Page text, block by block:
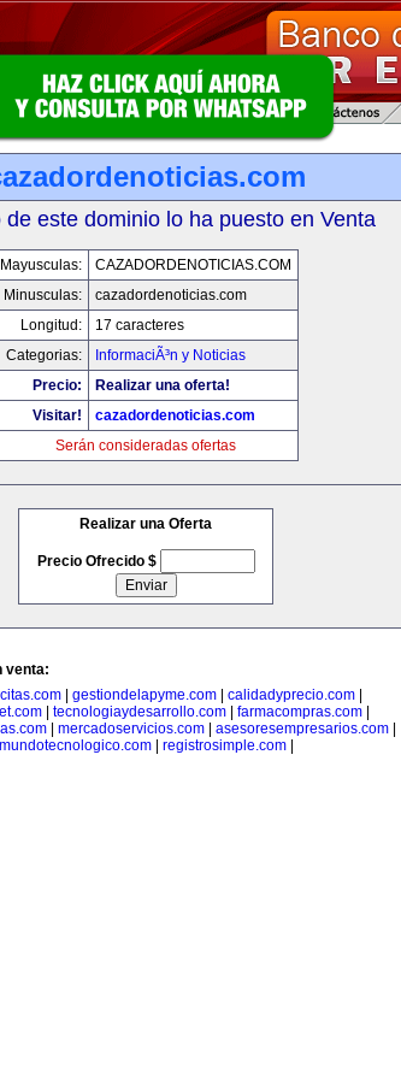
de este dominio lo ha puesto en Venta
Mayusculas:
CAZADORDENOTICIAS.COM
Minusculas:
cazadordenoticias.com
Longitud:
17 caracteres
Categorias:
InformaciÃ³n y Noticias
Precio:
Realizar una oferta!
Visitar!
cazadordenoticias.com
Serán consideradas ofertas
Realizar una Oferta
Precio Ofrecido $
venta:
| gestiondelapyme.com| calidadyprecio.com|
tecnologiaydesarrollo.com farmacompras.com
mercadoservicios.com asesoresempresarios.com
mundotecnologico.com| registrosimple.com|